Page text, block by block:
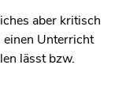
aber kritisch
Unterricht
lässt bzw.